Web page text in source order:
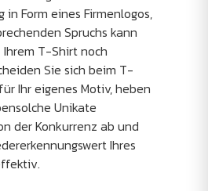
in Form eines Firmenlogos,
Spruchs kann
T-Shirt noch
Sie sich beim T-
Ihr eigenes Motiv, heben
Unikate
der Konkurrenz ab und
Ihres